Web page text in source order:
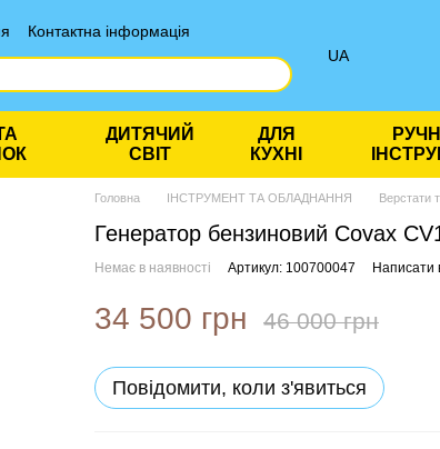
Контактна інформація
UA
ДИТЯЧИЙ
СВІТ
ДЛЯ
КУХНІ
Головна ІНСТРУМЕНТ ТА ОБЛАДНАННЯ Верстати
Генератор бензиновий Covax
Немає в наявності Артикул: 100700047 Написати
34 500 грн 46 000 грн
Повідомити, коли з'явиться